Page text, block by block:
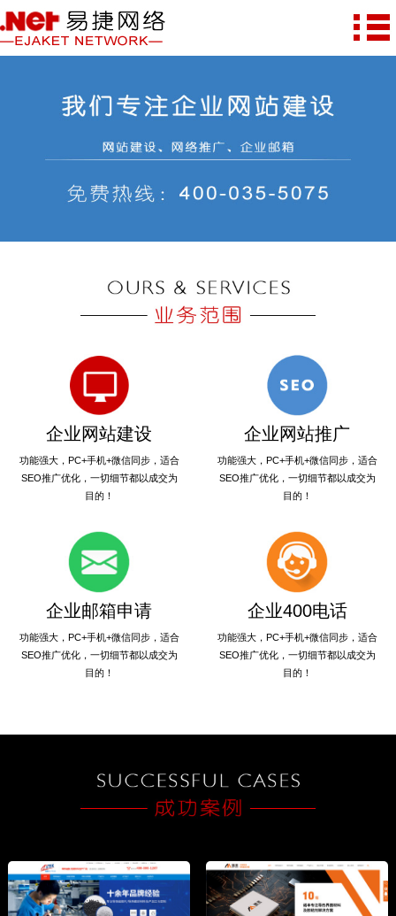
企业网站建设
功能强大，PC+手机+微信同步，适合
SEO推广优化，一切细节都以成交为
目的！
企业网站推广
功能强大，PC+手机+微信同步，适合
SEO推广优化，一切细节都以成交为
目的！
企业邮箱申请
功能强大，PC+手机+微信同步，适合
SEO推广优化，一切细节都以成交为
目的！
企业400电话
功能强大，PC+手机+微信同步，适合
SEO推广优化，一切细节都以成交为
目的！